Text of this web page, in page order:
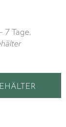
7 Tage.